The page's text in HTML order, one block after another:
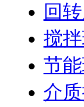
回
搅
节
介